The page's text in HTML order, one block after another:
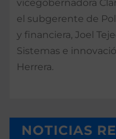
vicegobernadora
el subgerente de
y financiera, Joel
Sistemas e
Herrera.
NOTICIAS